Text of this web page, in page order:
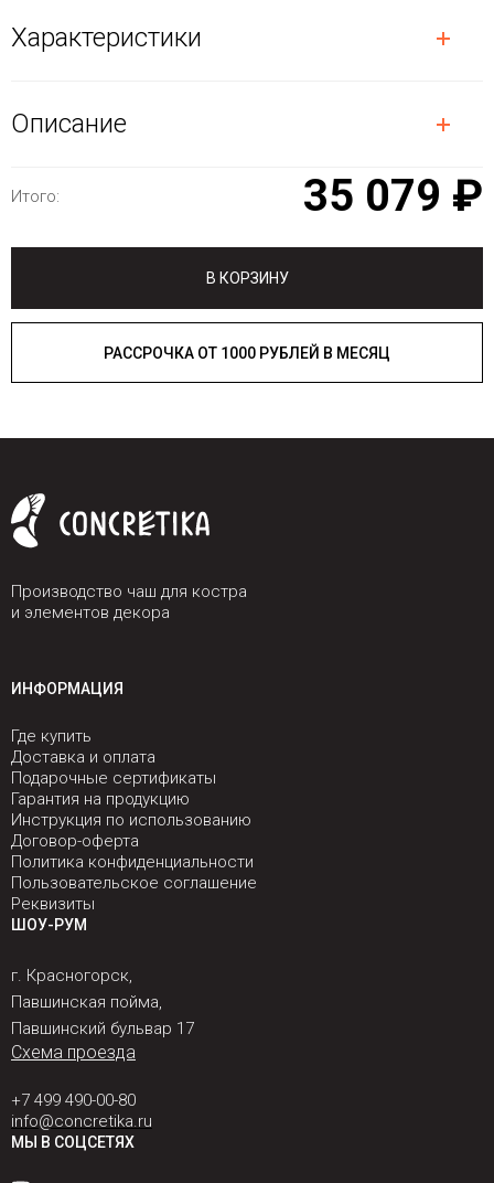
Характеристики
Описание
Итого: 35 079 ₽
В КОРЗИНУ
РАССРОЧКА ОТ 1000 РУБЛЕЙ В МЕСЯЦ
Производство чаш для костра
и элементов декора
ИНФОРМАЦИЯ
Где купить
Доставка и оплата
Подарочные сертификаты
Гарантия на продукцию
Инструкция по использованию
Договор-оферта
Политика конфиденциальности
Пользовательское соглашение
Реквизиты
ШОУ-РУМ
г. Красногорск,
Павшинская пойма,
Павшинский бульвар 17
Схема проезда
+7 499 490-00-80
info@concretika.ru
МЫ В СОЦСЕТЯХ